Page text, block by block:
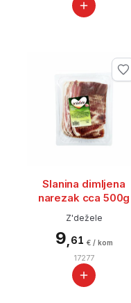
Slanina dimljena
narezak cca 500g
Z'dežele
9 61 € / kom
17277